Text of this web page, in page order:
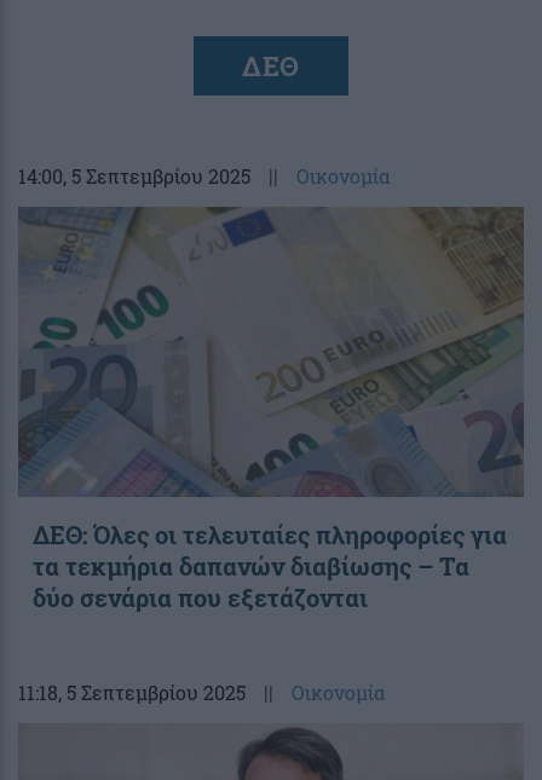
ΔΕΘ
14:00, 5 Σεπτεμβρίου 2025 || Οικονομία
ΔΕΘ: Όλες οι τελευταίες πληροφορίες για
τα τεκμήρια δαπανών διαβίωσης – Τα
δύο σενάρια που εξετάζονται
11:18, 5 Σεπτεμβρίου 2025 || Οικονομία